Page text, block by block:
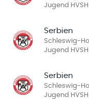
Jugend
Serbien
Schleswig-
Jugend
Serbien
Schleswig-
Jugend